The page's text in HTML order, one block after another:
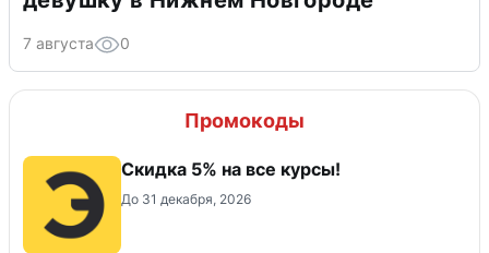
7 августа 0
Промокоды
Скидка 5% на все курсы!
До 31 декабря, 2026